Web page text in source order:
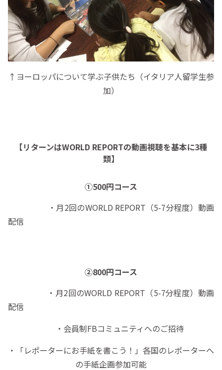
↑ヨーロッパについて学ぶ子供たち（イタリア人留学生参
加）
【リターンはWORLD REPORTの動画視聴を基本に3種
類】
①500円コース
・月2回のWORLD REPORT（5-7分程度）動画
配信
②800円コース
・月2回のWORLD REPORT（5-7分程度）動画
配信
・会員制FBコミュニティへのご招待
・「レポーターにお手紙を書こう！」各国のレポーターへ
の手紙企画参加可能